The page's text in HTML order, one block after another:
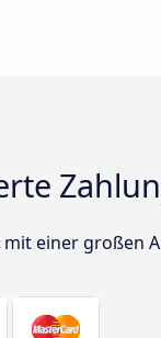
einer großen